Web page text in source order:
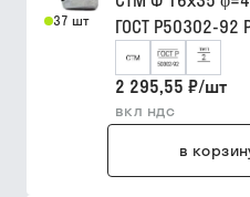
37 шт
ГОСТ Р50302-92
2 295,55 ₽/шт
вкл ндс
в